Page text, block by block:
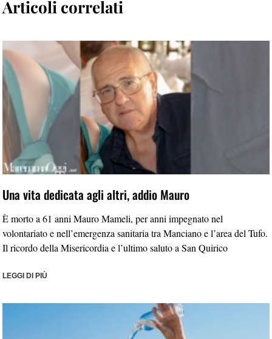
Articoli correlati
Una vita dedicata agli altri, addio Mauro
È morto a 61 anni Mauro Mameli, per anni impegnato nel
volontariato e nell’emergenza sanitaria tra Manciano e l’area del Tufo.
Il ricordo della Misericordia e l’ultimo saluto a San Quirico
LEGGI DI PIÙ